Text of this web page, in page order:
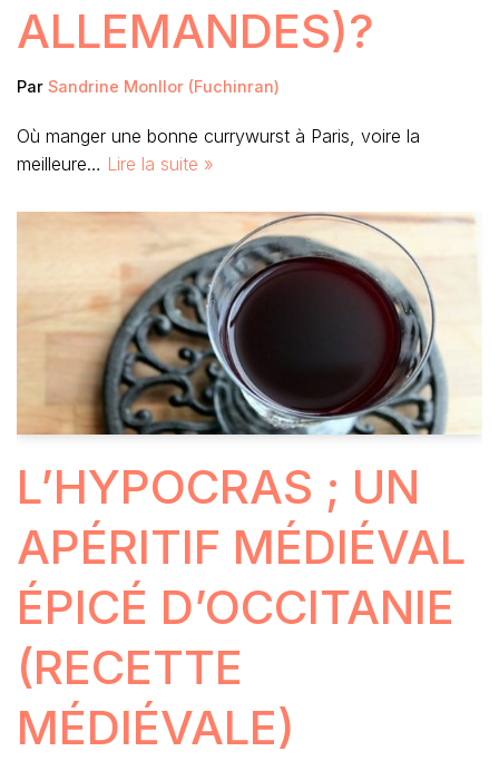
ALLEMANDES)?
Par Sandrine Monllor (Fuchinran)
Où manger une bonne currywurst à Paris, voire la
meilleure… Lire la suite »
L’HYPOCRAS ; UN
APÉRITIF MÉDIÉVAL
ÉPICÉ D’OCCITANIE
(RECETTE
MÉDIÉVALE)